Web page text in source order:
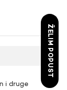
i druge
ŽELIM POPUST